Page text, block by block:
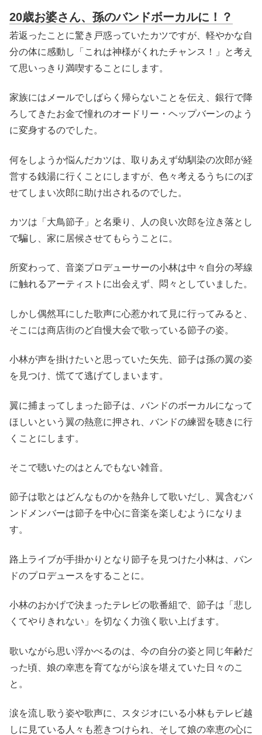
20歳お婆さん、孫のバンドボーカルに！？
若返ったことに驚き戸惑っていたカツですが、軽やかな自
分の体に感動し「これは神様がくれたチャンス！」と考え
て思いっきり満喫することにします。
家族にはメールでしばらく帰らないことを伝え、銀行で降
ろしてきたお金で憧れのオードリー・ヘップバーンのよう
に変身するのでした。
何をしようか悩んだカツは、取りあえず幼馴染の次郎が経
営する銭湯に行くことにしますが、色々考えるうちにのぼ
せてしまい次郎に助け出されるのでした。
カツは「大鳥節子」と名乗り、人の良い次郎を泣き落とし
で騙し、家に居候させてもらうことに。
所変わって、音楽プロデューサーの小林は中々自分の琴線
に触れるアーティストに出会えず、悶々としていました。
しかし偶然耳にした歌声に心惹かれて見に行ってみると、
そこには商店街のど自慢大会で歌っている節子の姿。
小林が声を掛けたいと思っていた矢先、節子は孫の翼の姿
を見つけ、慌てて逃げてしまいます。
翼に捕まってしまった節子は、バンドのボーカルになって
ほしいという翼の熱意に押され、バンドの練習を聴きに行
くことにします。
そこで聴いたのはとんでもない雑音。
節子は歌とはどんなものかを熱弁して歌いだし、翼含むバ
ンドメンバーは節子を中心に音楽を楽しむようになりま
す。
路上ライブが手掛かりとなり節子を見つけた小林は、バン
ドのプロデュースをすることに。
小林のおかげで決まったテレビの歌番組で、節子は「悲し
くてやりきれない」を切なく力強く歌い上げます。
歌いながら思い浮かべるのは、今の自分の姿と同じ年齢だ
った頃、娘の幸恵を育てながら涙を堪えていた日々のこ
と。
涙を流し歌う姿や歌声に、スタジオにいる小林もテレビ越
しに見ている人々も惹きつけられ、そして娘の幸恵の心に